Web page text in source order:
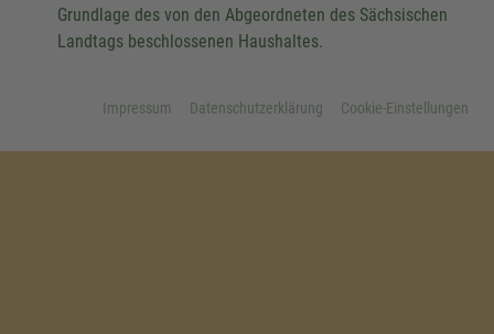
Grundlage des von den Abgeordneten des Sächsischen
Landtags beschlossenen Haushaltes.
Impressum Datenschutzerklärung Cookie-Einstellungen